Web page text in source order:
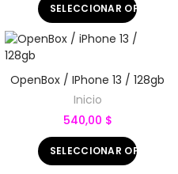
SELECCIONAR OPCIONES
OpenBox / IPhone 13 / 128gb
Inicio
540,00 $
SELECCIONAR OPCIONES